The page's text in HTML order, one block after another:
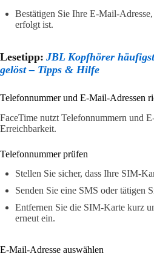
Bestätigen Sie Ihre E-Mail-
erfolgt ist.
Lesetipp: JBL Kopfhörer
gelöst – Tipps & Hilfe
Telefonnummer und E-Mail-Adressen
FaceTime nutzt Telefonnummern und
Erreichbarkeit.
Telefonnummer prüfen
Stellen Sie sicher, dass Ihre SIM-
Senden Sie eine SMS oder tätigen
Entfernen Sie die SIM-Karte kurz
erneut ein.
E-Mail-Adresse auswählen